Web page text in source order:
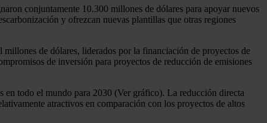
conjuntamente 10.300 millones de dólares para apoyar nuevos
y ofrezcan nuevas plantillas que otras regiones
de dólares, liderados por la financiación de proyectos de
de inversión para proyectos de reducción de emisiones
en todo el mundo para 2030 (Ver gráfico). La reducción directa
atractivos en comparación con los proyectos de altos